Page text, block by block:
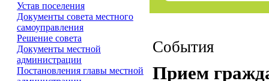
Устав поселения
Документы совета местного
самоуправления
Решение совета
Документы местной
администрации
Постановления главы местной
События
Прием